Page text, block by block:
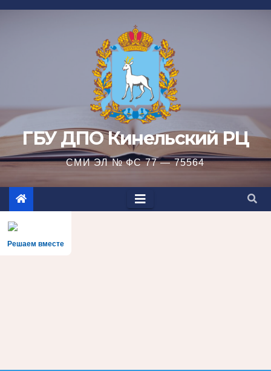
Перейти
ГБУ ДПО Кинельский РЦ
СМИ ЭЛ № ФС 77 — 75564
Решаем вместе